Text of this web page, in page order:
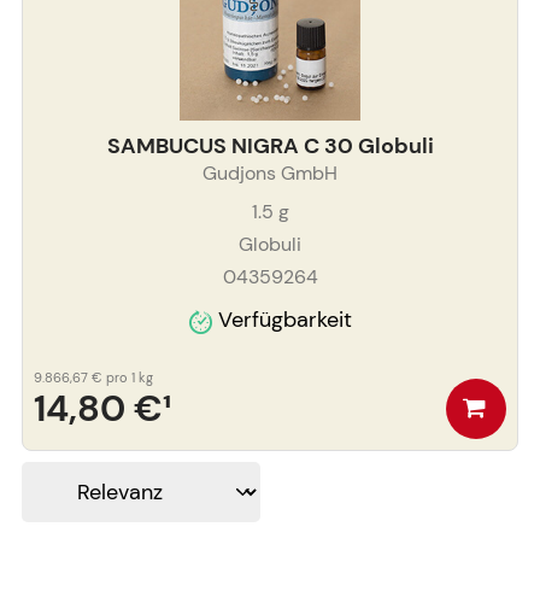
SAMBUCUS NIGRA C 30 Globuli
Gudjons GmbH
1.5 g
Globuli
04359264
Verfügbarkeit
14,80 €¹
9.866,67 € pro 1 kg